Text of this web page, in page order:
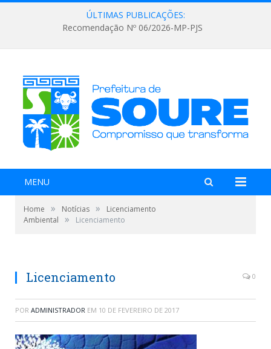
ÚLTIMAS PUBLICAÇÕES:
Recomendação Nº 06/2026-MP-PJS
MENU
Home » Notícias »
Licenciamento
Ambiental
» Licenciamento
Licenciamento 0
POR ADMINISTRADOR EM 10 DE FEVEREIRO DE 2017